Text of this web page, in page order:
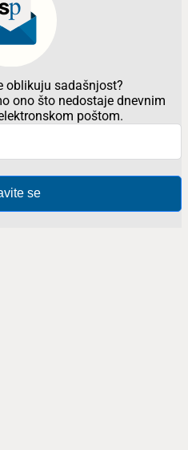
oblikuju sadašnjost?
ono što nedostaje dnevnim
poštom.
se